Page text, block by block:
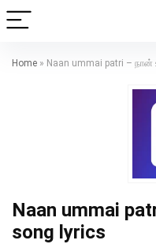
Home » Naan ummai patri – நான்
Naan ummai
song lyrics